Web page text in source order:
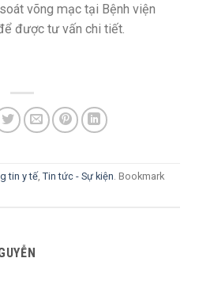
võng mạc tại Bệnh viện
được tư vấn chi tiết.
tin y tế,Tin tức - Sự kiện. Bookmark